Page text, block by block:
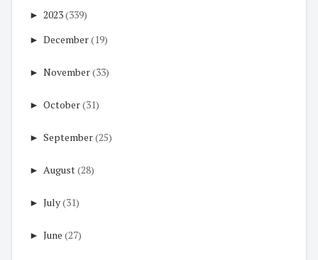
► 2023(339)
► December(19)
► November(33)
► October(31)
► September(25)
► August(28)
► July(31)
► June (27)